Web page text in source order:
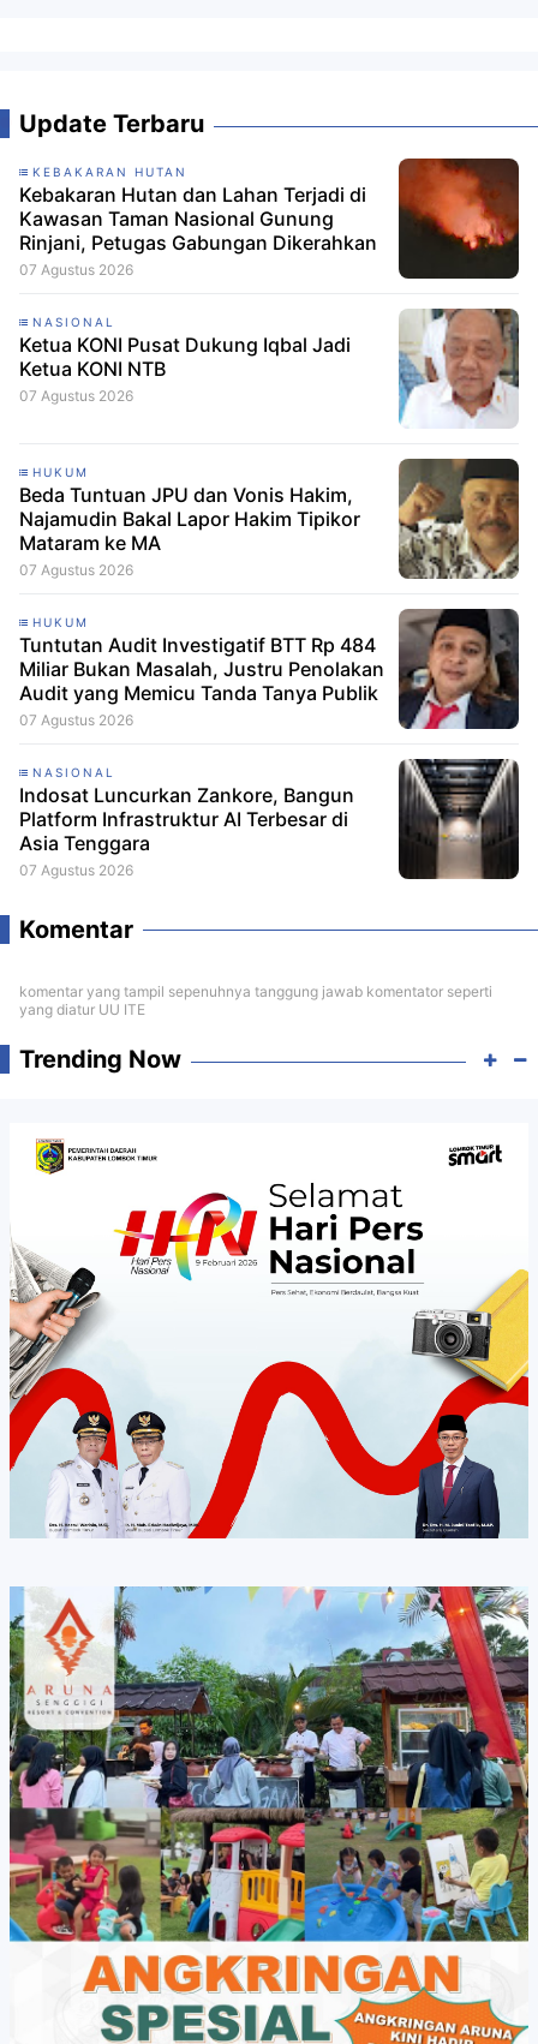
Update Terbaru
KEBAKARAN HUTAN
Kebakaran Hutan dan Lahan Terjadi di
Kawasan Taman Nasional Gunung
Rinjani, Petugas Gabungan Dikerahkan
07 Agustus 2026
NASIONAL
Ketua KONI Pusat Dukung Iqbal Jadi
Ketua KONI NTB
07 Agustus 2026
HUKUM
Beda Tuntuan JPU dan Vonis Hakim,
Najamudin Bakal Lapor Hakim Tipikor
Mataram ke MA
07 Agustus 2026
HUKUM
Tuntutan Audit Investigatif BTT Rp 484
Miliar Bukan Masalah, Justru Penolakan
Audit yang Memicu Tanda Tanya Publik
07 Agustus 2026
NASIONAL
Indosat Luncurkan Zankore, Bangun
Platform Infrastruktur AI Terbesar di
Asia Tenggara
07 Agustus 2026
Komentar
komentar yang tampil sepenuhnya tanggung jawab komentator seperti
yang diatur UU ITE
Trending Now